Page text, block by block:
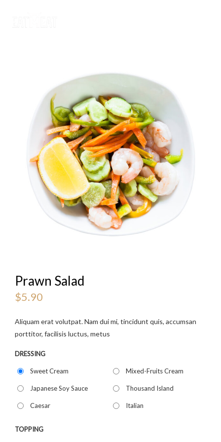
Prawn Salad
$5.90
Aliquam erat volutpat. Nam dui mi, tincidunt quis, accumsan
porttitor, facilisis luctus, metus
DRESSING
Sweet Cream Mixed-Fruits Cream
Japanese Soy Sauce Thousand Island
Caesar Italian
TOPPING